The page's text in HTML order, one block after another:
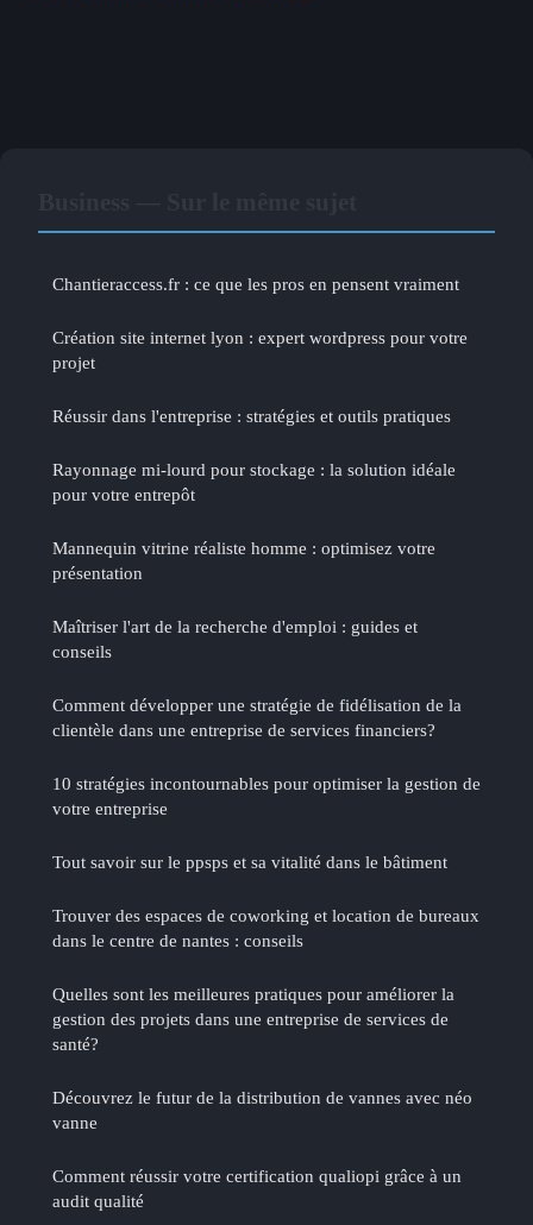
Chantieraccess.fr : ce que les pros en pensent vraiment
Création site internet lyon : expert wordpress pour votre
projet
Réussir dans l'entreprise : stratégies et outils pratiques
Rayonnage mi-lourd pour stockage : la solution idéale
pour votre entrepôt
Mannequin vitrine réaliste homme : optimisez votre
présentation
Maîtriser l'art de la recherche d'emploi : guides et
conseils
Comment développer une stratégie de fidélisation de la
clientèle dans une entreprise de services financiers?
10 stratégies incontournables pour optimiser la gestion de
votre entreprise
Tout savoir sur le ppsps et sa vitalité dans le bâtiment
Trouver des espaces de coworking et location de bureaux
dans le centre de nantes : conseils
Quelles sont les meilleures pratiques pour améliorer la
gestion des projets dans une entreprise de services de
santé?
Découvrez le futur de la distribution de vannes avec néo
vanne
Comment réussir votre certification qualiopi grâce à un
audit qualité